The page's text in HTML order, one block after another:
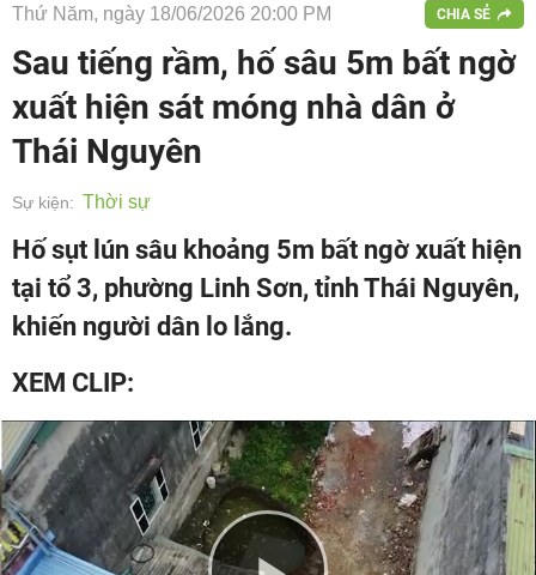
Thứ Năm, ngày 18/06/2026 20:00 PM CHIA SẺ
Sau tiếng rầm, hố sâu 5m bất ngờ
xuất hiện sát móng nhà dân ở
Thái Nguyên
Sự kiện: Thời sự
Hố sụt lún sâu khoảng 5m bất ngờ xuất hiện
tại tổ 3, phường Linh Sơn, tỉnh Thái Nguyên,
khiến người dân lo lắng.
XEM CLIP: